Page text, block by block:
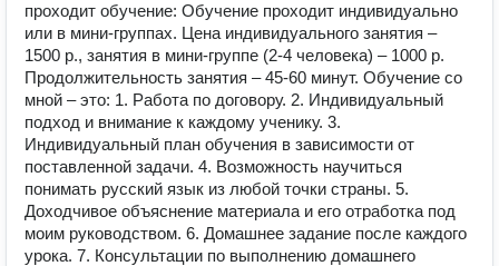
проходит обучение: Обучение проходит индивидуально
или в мини-группах. Цена индивидуального занятия –
1500 р., занятия в мини-группе (2-4 человека) – 1000 р.
Продолжительность занятия – 45-60 минут. Обучение со
мной – это: 1. Работа по договору. 2. Индивидуальный
подход и внимание к каждому ученику. 3.
Индивидуальный план обучения в зависимости от
поставленной задачи. 4. Возможность научиться
понимать русский язык из любой точки страны. 5.
Доходчивое объяснение материала и его отработка под
моим руководством. 6. Домашнее задание после каждого
урока. 7. Консультации по выполнению домашнего